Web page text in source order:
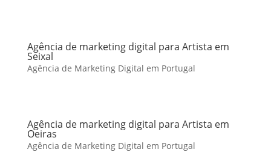
Agência de marketing digital para Artista em
Seixal
Agência de Marketing Digital em Portugal
Agência de marketing digital para Artista em
Oeiras
Agência de Marketing Digital em Portugal